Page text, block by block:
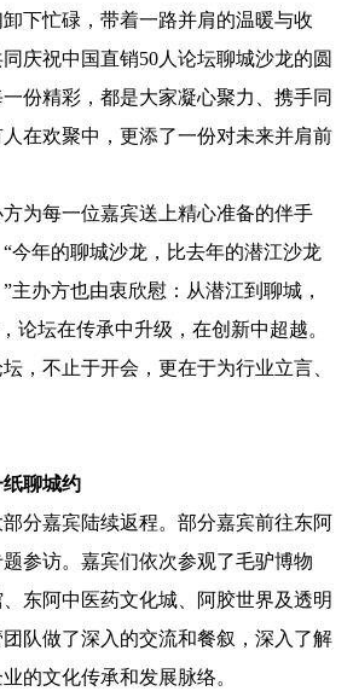
忙碌，带着一路并肩的温暖与收
庆祝中国直销50人论坛聊城沙龙的圆
份精彩，都是大家凝心聚力、携手同
在欢聚中，更添了一份对未来并肩前
每一位嘉宾送上精心准备的伴手
今年的聊城沙龙，比去年的潜江沙龙
主办方也由衷欣慰：从潜江到聊城，
论坛在传承中升级，在创新中超越。
不止于开会，更在于为行业立言、
聊城约
嘉宾陆续返程。部分嘉宾前往东阿
参访。嘉宾们依次参观了毛驴博物
东阿中医药文化城、阿胶世界及透明
队做了深入的交流和餐叙，深入了解
的文化传承和发展脉络。